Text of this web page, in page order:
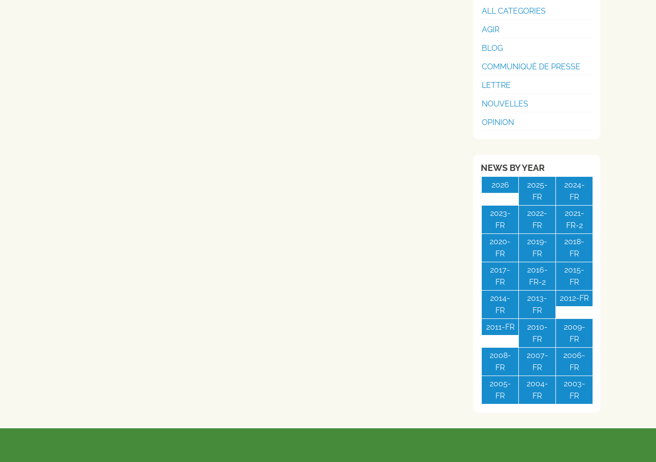
ALL CATEGORIES
AGIR
BLOG
COMMUNIQUÉ DE PRESSE
LETTRE
NOUVELLES
OPINION
NEWS BY YEAR
2026
2025-
FR
2024-
FR
2023-
FR
2022-
FR
2021-
FR-2
2020-
FR
2019-
FR
2018-
FR
2017-
FR
2016-
FR-2
2015-
FR
2014-
FR
2013-
FR
2012-FR
2011-FR
2010-
FR
2009-
FR
2008-
FR
2007-
FR
2006-
FR
2005-
FR
2004-
FR
2003-
FR